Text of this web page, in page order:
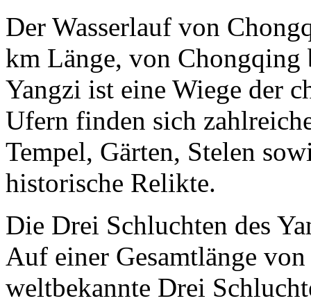
Der Wasserlauf von
km Länge, von Chongqing
Yangzi ist eine Wiege der
Ufern finden sich
Tempel, Gärten, Stelen
historische Relikte.
Die Drei Schluchten des
Auf einer Gesamtlänge
weltbekannte Drei